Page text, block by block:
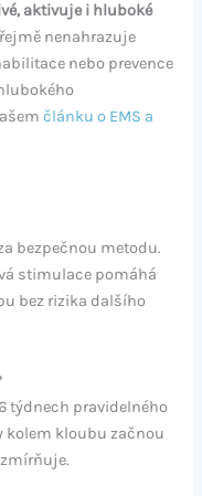
aktivuje i hluboké
nenahrazuje
nebo prevence
článku o EMS a
bezpečnou metodu.
stimulace pomáhá
bez rizika dalšího
týdnech pravidelného
kolem kloubu začnou